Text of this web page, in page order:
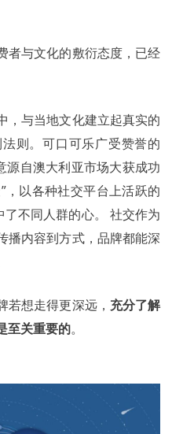
则。可口可乐广受赞誉的
源自澳大利亚市场大获成功
，以各种社交平台上活跃的
了不同人群的心。 社交作为
播内容到方式，品牌都能深
若想走得更深远，
充分了解
至关重要的。